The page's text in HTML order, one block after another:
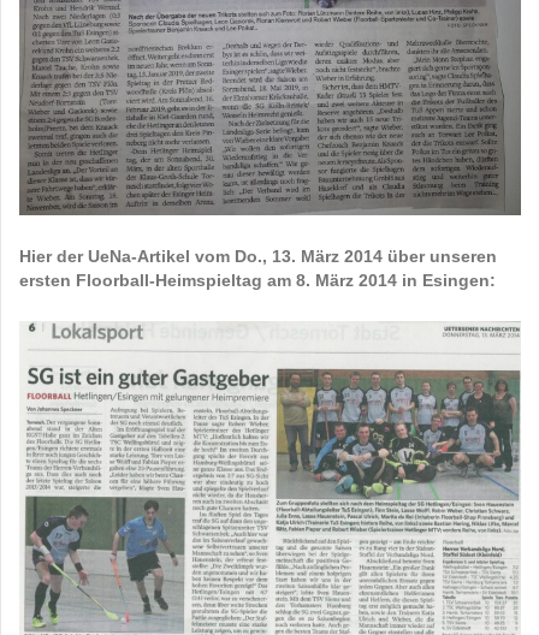
Hier der UeNa-Artikel vom Do., 13. März 2014 über unseren
ersten Floorball-Heimspieltag am 8. März 2014 in Esingen: